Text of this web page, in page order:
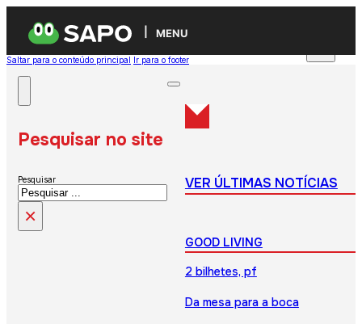
MENU
Saltar para o conteúdo principal Ir para o footer
Pesquisar no site
Pesquisar
×
VER ÚLTIMAS NOTÍCIAS
GOOD LIVING
2 bilhetes, pf
Da mesa para a boca